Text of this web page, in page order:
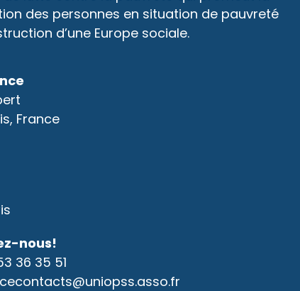
des personnes en situation de pauvreté
d’une Europe sociale.
France
nous!
36 35 51